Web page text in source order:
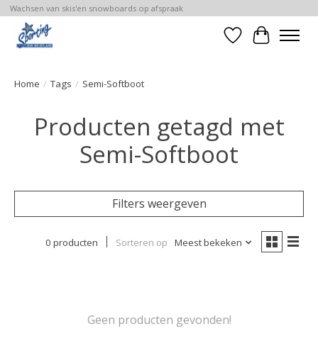
Wachsen van skis'en snowboards op afspraak
Verlanglijst
Home / Tags / Semi-Softboot
Producten getagd met
Semi-Softboot
Filters weergeven
0 producten Sorteren op Meest bekeken
Geen producten gevonden!